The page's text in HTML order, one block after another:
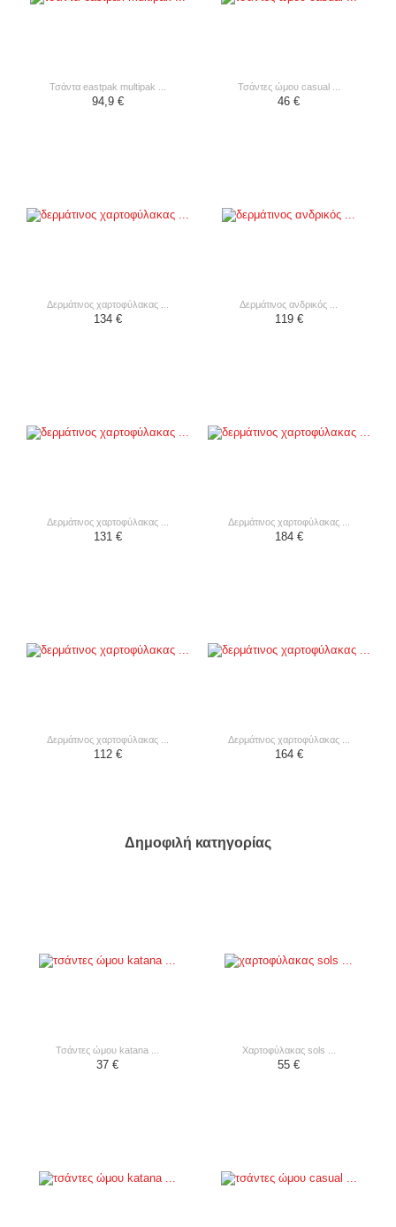
τσάντα eastpak multipak ...
94,9 €
τσάντες ώμου casual ...
46 €
δερμάτινος χαρτοφύλακας ...
134 €
δερμάτινος ανδρικός ...
119 €
δερμάτινος χαρτοφύλακας ...
131 €
δερμάτινος χαρτοφύλακας ...
184 €
δερμάτινος χαρτοφύλακας ...
112 €
δερμάτινος χαρτοφύλακας ...
164 €
Δημοφιλή κατηγορίας
τσάντες ώμου katana ...
37 €
χαρτοφύλακας sols ...
55 €